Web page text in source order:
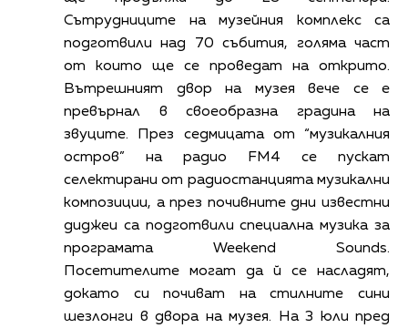
Сътрудниците на музейния комплекс са
подготвили над 70 събития, голяма част
от които ще се проведат на открито.
Вътрешният двор на музея вече се е
превърнал в своеобразна градина на
звуците. През седмицата от “музикалния
остров” на радио FM4 се пускат
селектирани от радиостанцията музикални
композиции, а през почивните дни известни
диджеи са подготвили специална музика за
програмата Weekend Sounds.
Посетителите могат да й се насладят,
докато си почиват на стилните сини
шезлонги в двора на музея. На 3 юли пред